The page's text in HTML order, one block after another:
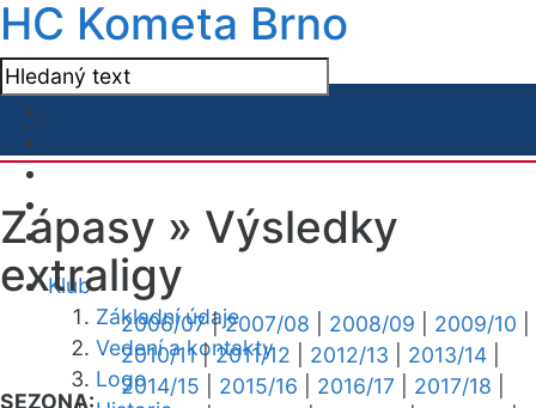
HC Kometa Brno
Klub
Základní údaje
Vedení a kontakty
Logo
Zápasy » Výsledky
extraligy
SEZONA:
2006/07|2007/08 2008/09 2009/10
2010/11|2011/12 2012/13 2013/14
2014/15
2015/16 2016/17 2017/18